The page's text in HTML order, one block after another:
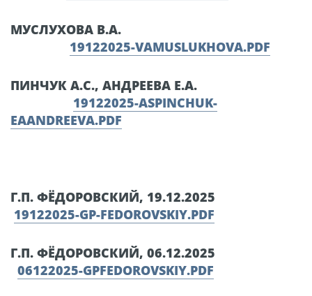
МУСЛУХОВА В.А.
19122025-VAMUSLUKHOVA.PDF
ПИНЧУК А.С., АНДРЕЕВА Е.А.
19122025-ASPINCHUK-
EAANDREEVA.PDF
Г.П. ФЁДОРОВСКИЙ, 19.12.2025
19122025-GP-FEDOROVSKIY.PDF
Г.П. ФЁДОРОВСКИЙ, 06.12.2025
06122025-GPFEDOROVSKIY.PDF